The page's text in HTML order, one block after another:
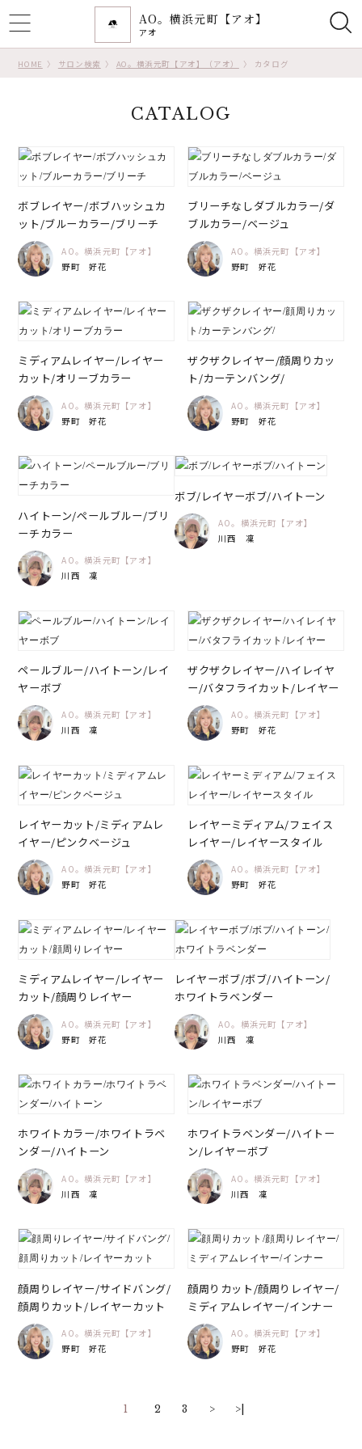
HOME サロン検索 AO。横浜元町【アオ】（アオ） カタログ
AO。横浜元町【アオ】
アオ
CATALOG
ボブレイヤー/ボブハッシュカ
ット/ブルーカラー/ブリーチ
AO。横浜元町【アオ】
野町 好花
ブリーチなしダブルカラー/ダ
ブルカラー/ベージュ
AO。横浜元町【アオ】
野町 好花
ミディアムレイヤー/レイヤー
カット/オリーブカラー
AO。横浜元町【アオ】
野町 好花
ザクザクレイヤー/顔周りカッ
ト/カーテンバング/
AO。横浜元町【アオ】
野町 好花
ハイトーン/ペールブルー/ブリ
ーチカラー
AO。横浜元町【アオ】
川西 凜
ボブ/レイヤーボブ/ハイトーン
AO。横浜元町【アオ】
川西 凜
ペールブルー/ハイトーン/レイ
ヤーボブ
AO。横浜元町【アオ】
川西 凜
ザクザクレイヤー/ハイレイヤ
ー/バタフライカット/レイヤー
AO。横浜元町【アオ】
野町 好花
レイヤーカット/ミディアムレ
イヤー/ピンクベージュ
AO。横浜元町【アオ】
野町 好花
レイヤーミディアム/フェイス
レイヤー/レイヤースタイル
AO。横浜元町【アオ】
野町 好花
ミディアムレイヤー/レイヤー
カット/顔周りレイヤー
AO。横浜元町【アオ】
野町 好花
レイヤーボブ/ボブ/ハイトーン/
ホワイトラベンダー
AO。横浜元町【アオ】
川西 凜
ホワイトカラー/ホワイトラベ
ンダー/ハイトーン
AO。横浜元町【アオ】
川西 凜
ホワイトラベンダー/ハイトー
ン/レイヤーボブ
AO。横浜元町【アオ】
川西 凜
顔周りレイヤー/サイドバング/
顔周りカット/レイヤーカット
AO。横浜元町【アオ】
野町 好花
顔周りカット/顔周りレイヤー/
ミディアムレイヤー/インナー
AO。横浜元町【アオ】
野町 好花
1 2 3 > >|